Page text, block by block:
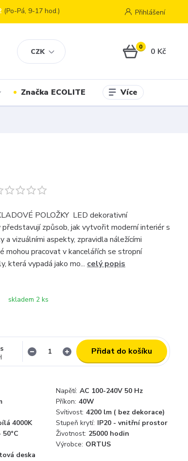
CZK
Přihlášení
(Po-Pá, 9-17 hod.)
0 0 Kč
Značka ECOLITE Více
POLOŽKY LED dekorativní
způsob, jak vytvořit moderní interiér s
a vizuálními aspekty, zpravidla náležícími
mohou pracovat v kancelářích se stropní
která vypadá jako mo... celý popis
skladem 2 ks
Přidat do košíku
Napětí: AC 100-240V 50 Hz
Příkon: 40W
Svítivost: 4200 lm ( bez dekorace)
4000K Stupeň krytí: IP20 - vnitřní prostor
50°C Životnost: 25000 hodin
Výrobce: ORTUS
deska